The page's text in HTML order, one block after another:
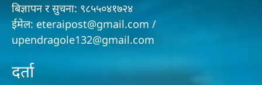
बिज्ञापन र सुचना: ९८५५०४१७२४
ईमेल: eteraipost@gmail.com /
upendragole132@gmail.com
दर्ता